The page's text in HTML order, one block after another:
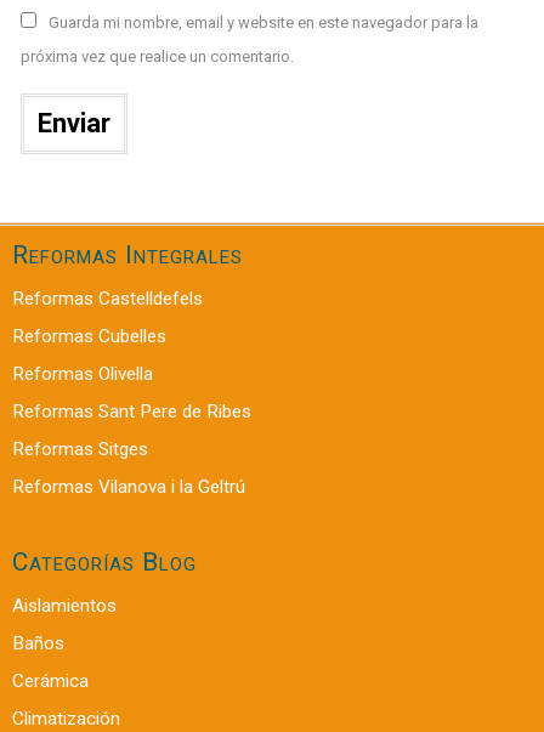
Guarda mi nombre, email y website en este navegador para la
próxima vez que realice un comentario.
Reformas Integrales
Reformas Castelldefels
Reformas Cubelles
Reformas Olivella
Reformas Sant Pere de Ribes
Reformas Sitges
Reformas Vilanova i la Geltrú
Categorías Blog
Aislamientos
Baños
Cerámica
Climatización